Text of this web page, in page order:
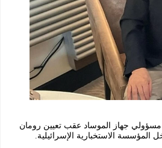
أحد أبرز مسؤولي جهاز الموساد عقب تعيين رومان
الاستخبارية الإسرائيلية.